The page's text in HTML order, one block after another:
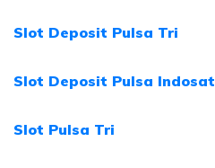
Slot Deposit Pulsa Tri
Slot Deposit Pulsa Indosat
Slot Pulsa Tri